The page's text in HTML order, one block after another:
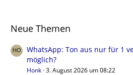
Neue Themen
WhatsApp: Ton aus nur für 1
möglich?
Honk 3. August 2026 um 08:22